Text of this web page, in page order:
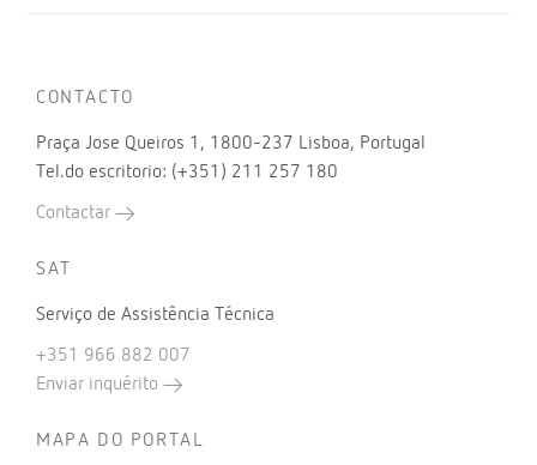
CONTACTO
Praça Jose Queiros 1, 1800-237 Lisboa, Portugal
Tel.do escritorio: (+351) 211 257 180
Contactar
SAT
Serviço de Assistência Técnica
+351 966 882 007
Enviar inquérito
MAPA DO PORTAL